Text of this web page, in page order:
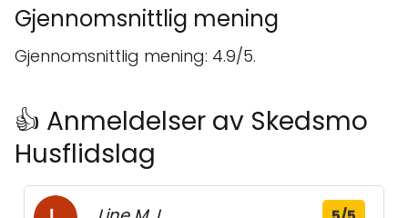
Gjennomsnittlig mening
Gjennomsnittlig mening: 4.9/5.
👍 Anmeldelser av Skedsmo
Husflidslag